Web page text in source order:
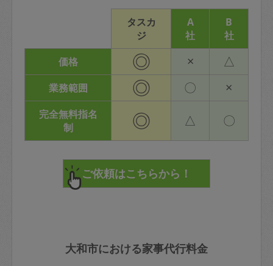
タスカ
ジ
A
社
B
社
価格
◎ × △
業務範囲 ◎ 〇 ×
完全無料指名
制
◎ △ 〇
大和市における家事代行料金